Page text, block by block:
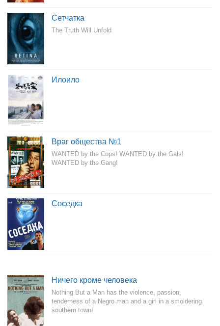
Сетчатка
The Truth Will Unfold
Илоило
Враг общества №1
WANTED by the Cops! WANTED by the Gals!
WANTED by the Gang!
Соседка
Ничего кроме человека
Nothing But a Man has the violence, passion,
tenderness of a Negro man and a girl in a smoldering
southern town!